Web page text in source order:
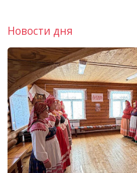
Новости дня